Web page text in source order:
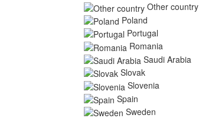
Other country
Poland
Portugal
Romania
Saudi Arabia
Slovak
Slovenia
Spain
Sweden